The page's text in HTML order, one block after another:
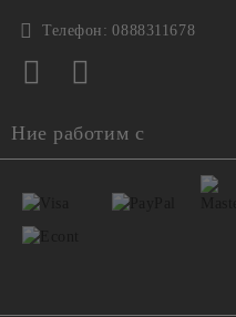
Телефон: 0888311678
Ние работим с